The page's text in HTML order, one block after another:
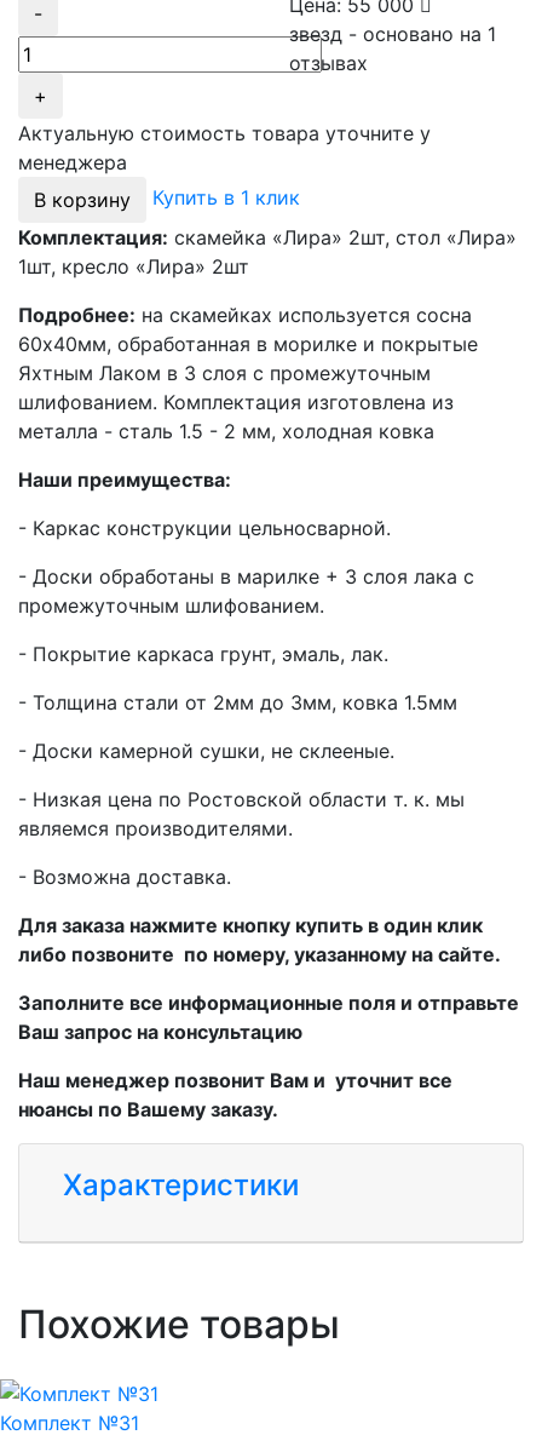
-
+
звезд - основано на 1
отзывах
Актуальную стоимость товара уточните у
менеджера
В корзину
Купить в 1 клик
Комплектация: скамейка «Лира» 2шт, стол «Лира»
1шт, кресло «Лира» 2шт
Подробнее: на скамейках используется сосна
60х40мм, обработанная в морилке и покрытые
Яхтным Лаком в 3 слоя с промежуточным
шлифованием. Комплектация изготовлена из
металла - сталь 1.5 - 2 мм, холодная ковка
Наши преимущества:
- Каркас конструкции цельносварной.
- Доски обработаны в марилке + 3 слоя лака с
промежуточным шлифованием.
- Покрытие каркаса грунт, эмаль, лак.
- Толщина стали от 2мм до 3мм, ковка 1.5мм
- Доски камерной сушки, не склееные.
- Низкая цена по Ростовской области т. к. мы
являемся производителями.
- Возможна доставка.
Для заказа нажмите кнопку купить в один клик
либо позвоните по номеру, указанному на сайте.
Заполните все информационные поля и отправьте
Ваш запрос на консультацию
Наш менеджер позвонит Вам и уточнит все
нюансы по Вашему заказу.
Характеристики
Похожие товары
Комплект №31